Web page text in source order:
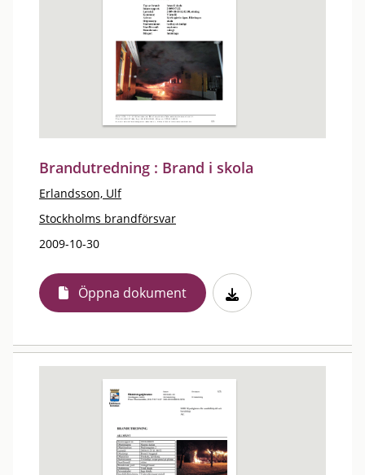
Brandutredning : Brand i skola
Erlandsson, Ulf
Stockholms brandförsvar
2009-10-30
Öppna dokument